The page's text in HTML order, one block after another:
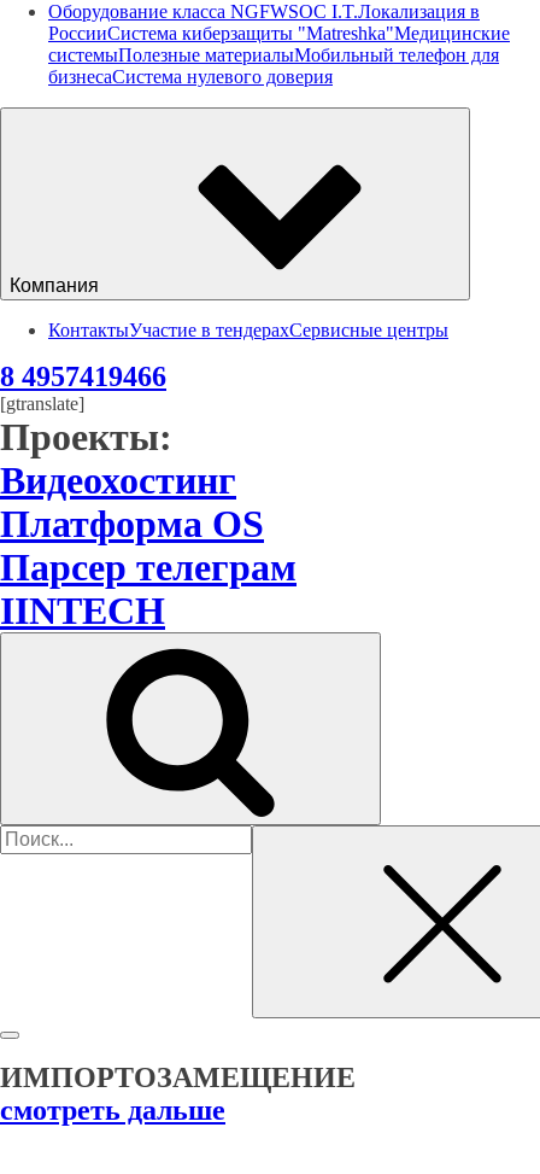
Оборудование класса NGFWSOC I.T.Локализация в
РоссииСистема киберзащиты "Matreshka"Медицинские
системыПолезные материалыМобильный телефон для
бизнесаСистема нулевого доверия
Компания
КонтактыУчастие в тендерахСервисные центры
8 4957419466
[gtranslate]
Проекты:
Видеохостинг
Платформа OS
Парсер телеграм
IINTECH
Найти:
ИМПОРТОЗАМЕЩЕНИЕ
смотреть дальше